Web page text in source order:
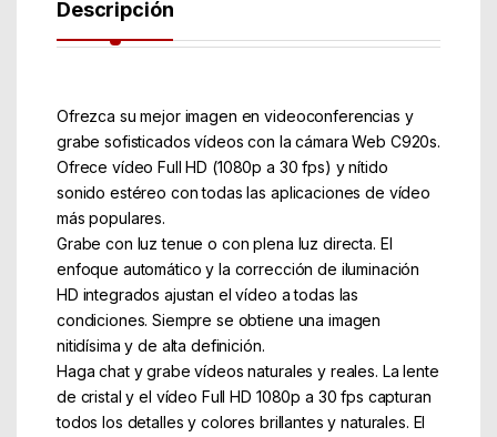
Descripción
Ofrezca su mejor imagen en videoconferencias y
grabe sofisticados vídeos con la cámara Web C920s.
Ofrece vídeo Full HD (1080p a 30 fps) y nítido
sonido estéreo con todas las aplicaciones de vídeo
más populares.
Grabe con luz tenue o con plena luz directa. El
enfoque automático y la corrección de iluminación
HD integrados ajustan el vídeo a todas las
condiciones. Siempre se obtiene una imagen
nitidísima y de alta definición.
Haga chat y grabe vídeos naturales y reales. La lente
de cristal y el vídeo Full HD 1080p a 30 fps capturan
todos los detalles y colores brillantes y naturales. El